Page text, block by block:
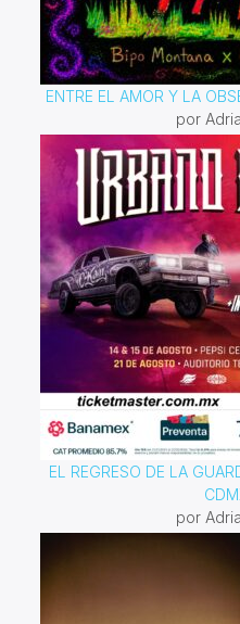
ENTRE EL AMOR Y LA
por
EL REGRESO DE LA
por